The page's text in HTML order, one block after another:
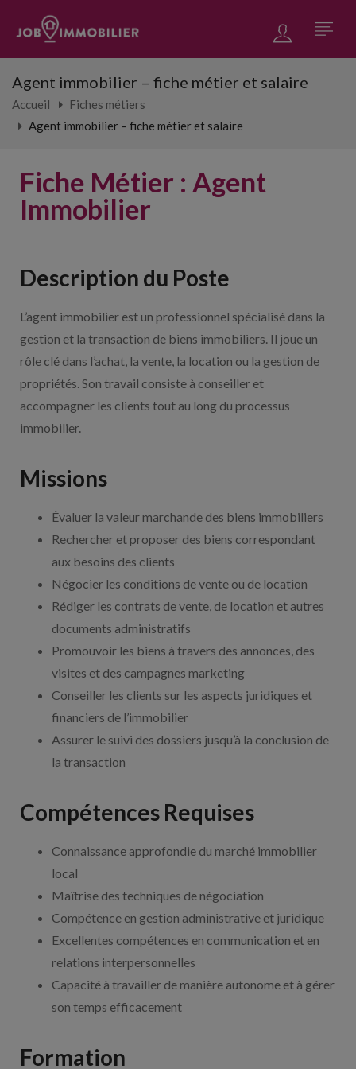
Agent immobilier – fiche métier et salaire
Accueil
Fiches métiers
Agent immobilier – fiche métier et salaire
Fiche Métier : Agent
Immobilier
Description du Poste
L’agent immobilier est un professionnel spécialisé dans la
gestion et la transaction de biens immobiliers. Il joue un
rôle clé dans l’achat, la vente, la location ou la gestion de
propriétés. Son travail consiste à conseiller et
accompagner les clients tout au long du processus
immobilier.
Missions
Évaluer la valeur marchande des biens immobiliers
Rechercher et proposer des biens correspondant
aux besoins des clients
Négocier les conditions de vente ou de location
Rédiger les contrats de vente, de location et autres
documents administratifs
Promouvoir les biens à travers des annonces, des
visites et des campagnes marketing
Conseiller les clients sur les aspects juridiques et
financiers de l’immobilier
Assurer le suivi des dossiers jusqu’à la conclusion de
la transaction
Compétences Requises
Connaissance approfondie du marché immobilier
local
Maîtrise des techniques de négociation
Compétence en gestion administrative et juridique
Excellentes compétences en communication et en
relations interpersonnelles
Capacité à travailler de manière autonome et à gérer
son temps efficacement
Formation